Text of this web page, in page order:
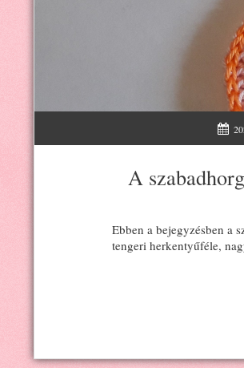
A
Ebben a bejegyzésben a
tengeri herkentyűféle,